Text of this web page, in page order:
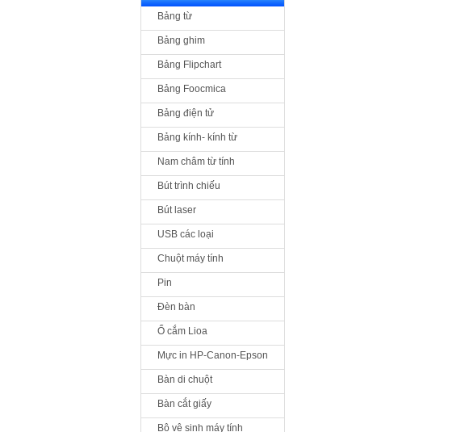
Bảng từ
Bảng ghim
Bảng Flipchart
Bảng Foocmica
Bảng điện tử
Bảng kính- kính từ
Nam châm từ tính
Bút trình chiếu
Bút laser
USB các loại
Chuột máy tính
Pin
Đèn bàn
Ổ cắm Lioa
Mực in HP-Canon-Epson
Bàn di chuột
Bàn cắt giấy
Bộ vệ sinh máy tính